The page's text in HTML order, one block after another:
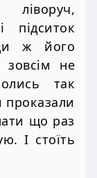
ж його
не
так
що раз
І стоїть